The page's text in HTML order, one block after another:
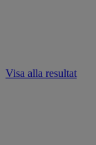
Visa alla resultat